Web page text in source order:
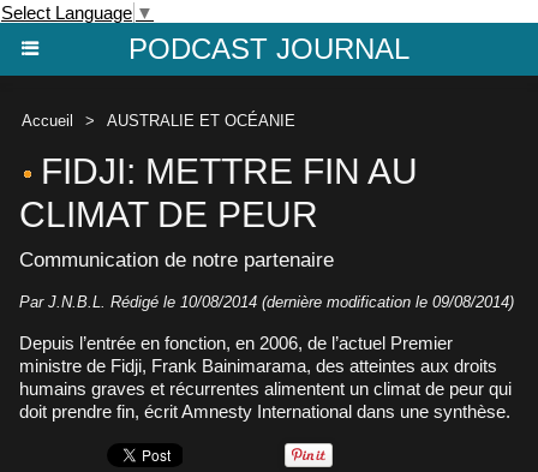
Select Language ▼
PODCAST JOURNAL
Accueil > AUSTRALIE ET OCÉANIE
FIDJI: METTRE FIN AU
CLIMAT DE PEUR
Communication de notre partenaire
Par J.N.B.L. Rédigé le 10/08/2014 (dernière modification le 09/08/2014)
Depuis l’entrée en fonction, en 2006, de l’actuel Premier
ministre de Fidji, Frank Bainimarama, des atteintes aux droits
humains graves et récurrentes alimentent un climat de peur qui
doit prendre fin, écrit Amnesty International dans une synthèse.